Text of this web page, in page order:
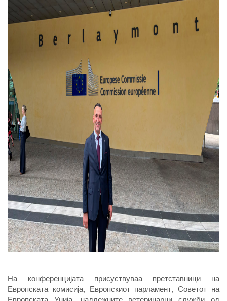
На конференцијата присуствуваа претставници на
Европската комисија, Европскиот парламент, Советот на